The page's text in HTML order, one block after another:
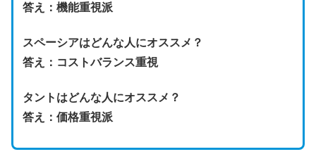
答え： 機能重視派
スペーシアはどんな人にオススメ？
答え： コストバランス重視
タントはどんな人にオススメ？
答え： 価格重視派